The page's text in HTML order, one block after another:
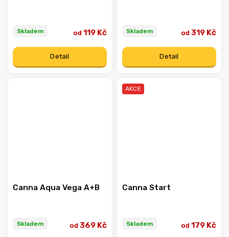
Skladem od 119 Kč
Detail
Skladem od 319 Kč
Detail
Canna Aqua Vega A+B
Skladem od 369 Kč
AKCE
Canna Start
Skladem od 179 Kč